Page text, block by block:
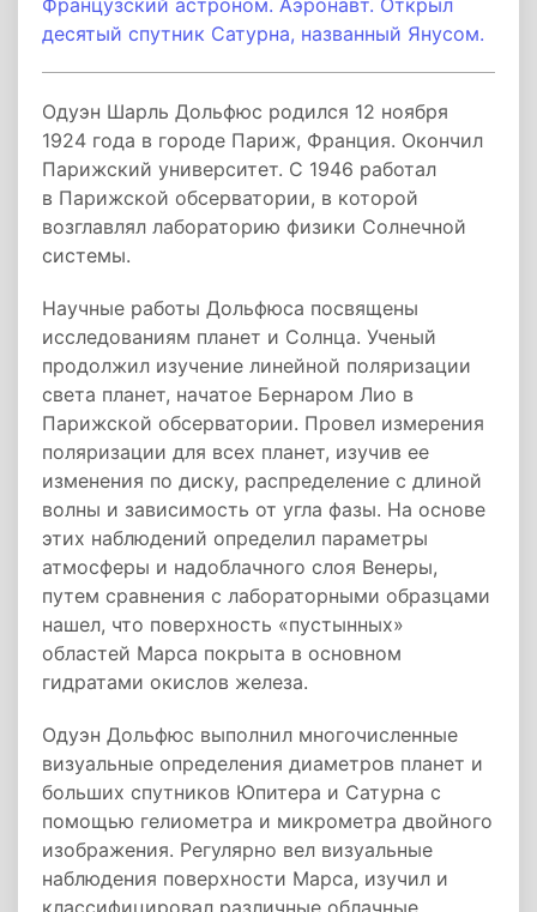
Французский астроном. Аэронавт. Открыл
десятый спутник Сатурна, названный Янусом.
Одуэн Шарль Дольфюс родился 12 ноября
1924 года в городе Париж, Франция. Окончил
Парижский университет. С 1946 работал
в Парижской обсерватории, в которой
возглавлял лабораторию физики Солнечной
системы.
Научные работы Дольфюса посвящены
исследованиям планет и Солнца. Ученый
продолжил изучение линейной поляризации
света планет, начатое Бернаром Лио в
Парижской обсерватории. Провел измерения
поляризации для всех планет, изучив ее
изменения по диску, распределение с длиной
волны и зависимость от угла фазы. На основе
этих наблюдений определил параметры
атмосферы и надоблачного слоя Венеры,
путем сравнения с лабораторными образцами
нашел, что поверхность «пустынных»
областей Марса покрыта в основном
гидратами окислов железа.
Одуэн Дольфюс выполнил многочисленные
визуальные определения диаметров планет и
больших спутников Юпитера и Сатурна с
помощью гелиометра и микрометра двойного
изображения. Регулярно вел визуальные
наблюдения поверхности Марса, изучил и
классифицировал различные облачные